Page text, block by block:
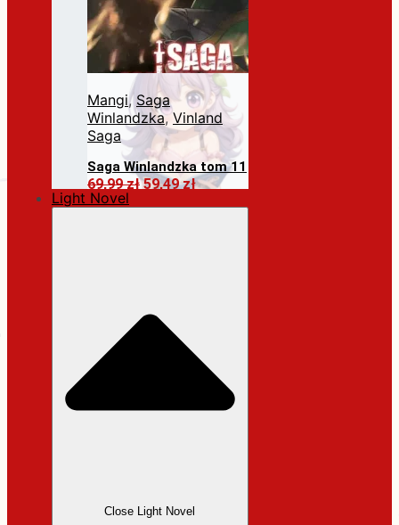
Mangi, Saga
Winlandzka, Vinland
Saga
Saga Winlandzka tom 11
69,99złPierwotna
59,49złAktualna
Dodaj do koszyka
Light Novel
Close Light Novel